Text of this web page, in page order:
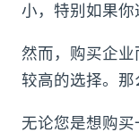
小，特别如果你
然而，购买企
较高的选择。那
无论您是想购买